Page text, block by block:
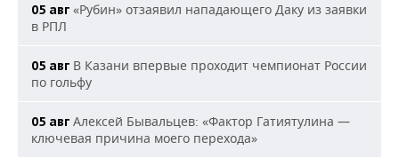
05 авг «Рубин» отзаявил нападающего Даку из заявки
в РПЛ
05 авг В Казани впервые проходит чемпионат России
по гольфу
05 авг Алексей Бывальцев: «Фактор Гатиятулина —
ключевая причина моего перехода»